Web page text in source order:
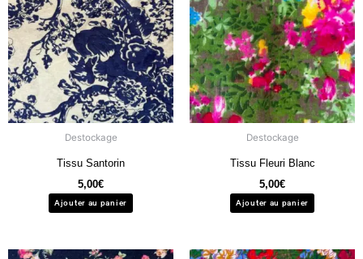
Destockage
Tissu Santorin
5,00€
Ajouter au panier
Destockage
Tissu Fleuri Blanc
5,00€
Ajouter au panier